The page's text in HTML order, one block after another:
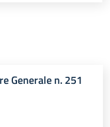
Generale n. 251